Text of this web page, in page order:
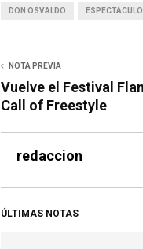
DON OSVALDO
NOTA PREVIA
Vuelve el Festival
Call of Freestyle
redaccion
ÚLTIMAS NOTAS